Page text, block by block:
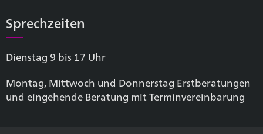
Sprechzeiten
Dienstag 9 bis 17 Uhr
Montag, Mittwoch und Donnerstag Erstberatungen
und eingehende Beratung mit Terminvereinbarung